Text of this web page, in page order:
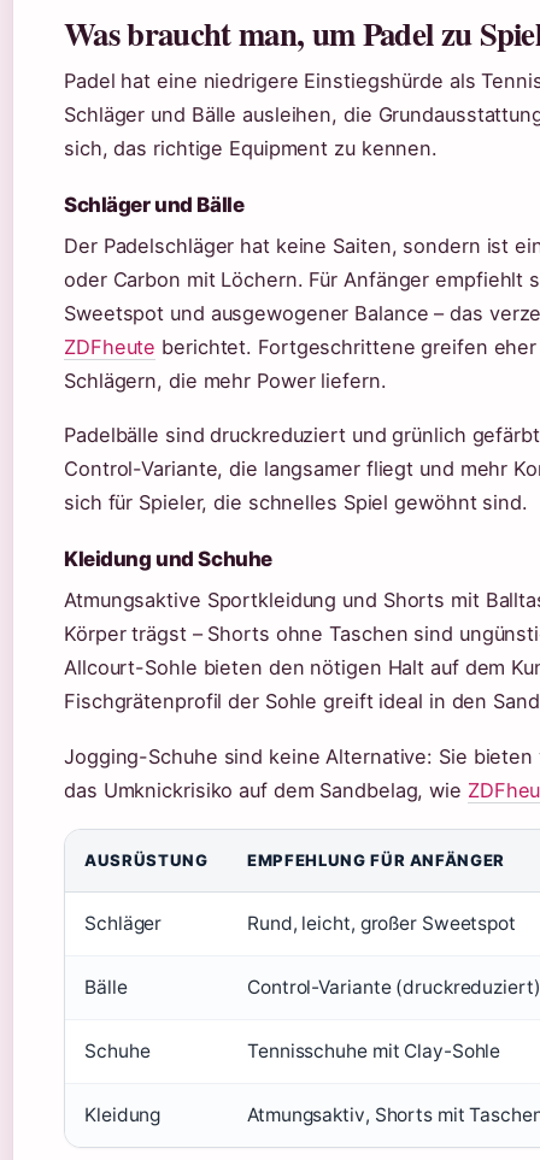
Was braucht man, um Padel zu
Padel hat eine niedrigere Einstiegshürde als
Schläger und Bälle ausleihen, die
sich, das richtige Equipment zu kennen.
Schläger und Bälle
Der Padelschläger hat keine Saiten, sondern ist
oder Carbon mit Löchern. Für Anfänger empfiehlt
Sweetspot und ausgewogener Balance – das
ZDFheute berichtet. Fortgeschrittene greifen
Schlägern, die mehr Power liefern.
Padelbälle sind druckreduziert und grünlich
Control-Variante, die langsamer fliegt und mehr
sich für Spieler, die schnelles Spiel gewöhnt sind.
Kleidung und Schuhe
Atmungsaktive Sportkleidung und Shorts mit
Körper trägst – Shorts ohne Taschen sind
Allcourt-Sohle bieten den nötigen Halt auf dem
Fischgrätenprofil der Sohle greift ideal in den
Jogging-Schuhe sind keine Alternative: Sie
das Umknickrisiko auf dem Sandbelag, wie
AUSRÜSTUNG EMPFEHLUNG FÜR ANFÄNGER
Schläger Rund, leicht, großer Sweetspot
Bälle Control-Variante (druckreduziert)
Schuhe Tennisschuhe mit Clay-Sohle
Kleidung Atmungsaktiv, Shorts mit